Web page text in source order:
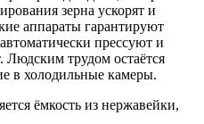
зерна ускорят и
аппараты гарантируют
прессуют и
Людским трудом остаётся
в холодильные камеры.
ёмкость из нержавейки,